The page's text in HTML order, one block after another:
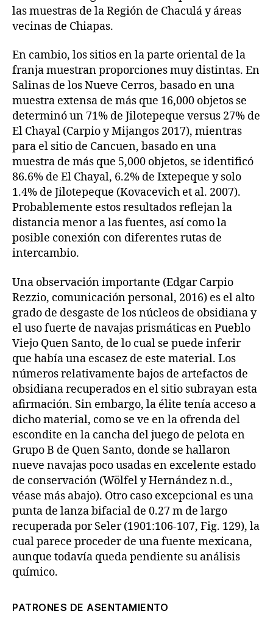
las muestras de la Región de Chaculá y áreas
vecinas de Chiapas.
En cambio, los sitios en la parte oriental de la
franja muestran proporciones muy distintas. En
Salinas de los Nueve Cerros, basado en una
muestra extensa de más que 16,000 objetos se
determinó un 71% de Jilotepeque versus 27% de
El Chayal (Carpio y Mijangos 2017), mientras
para el sitio de Cancuen, basado en una
muestra de más que 5,000 objetos, se identificó
86.6% de El Chayal, 6.2% de Ixtepeque y solo
1.4% de Jilotepeque (Kovacevich et al. 2007).
Probablemente estos resultados reflejan la
distancia menor a las fuentes, así como la
posible conexión con diferentes rutas de
intercambio.
Una observación importante (Edgar Carpio
Rezzio, comunicación personal, 2016) es el alto
grado de desgaste de los núcleos de obsidiana y
el uso fuerte de navajas prismáticas en Pueblo
Viejo Quen Santo, de lo cual se puede inferir
que había una escasez de este material. Los
números relativamente bajos de artefactos de
obsidiana recuperados en el sitio subrayan esta
afirmación. Sin embargo, la élite tenía acceso a
dicho material, como se ve en la ofrenda del
escondite en la cancha del juego de pelota en
Grupo B de Quen Santo, donde se hallaron
nueve navajas poco usadas en excelente estado
de conservación (Wölfel y Hernández n.d.,
véase más abajo). Otro caso excepcional es una
punta de lanza bifacial de 0.27 m de largo
recuperada por Seler (1901:106-107, Fig. 129), la
cual parece proceder de una fuente mexicana,
aunque todavía queda pendiente su análisis
químico.
PATRONES DE ASENTAMIENTO